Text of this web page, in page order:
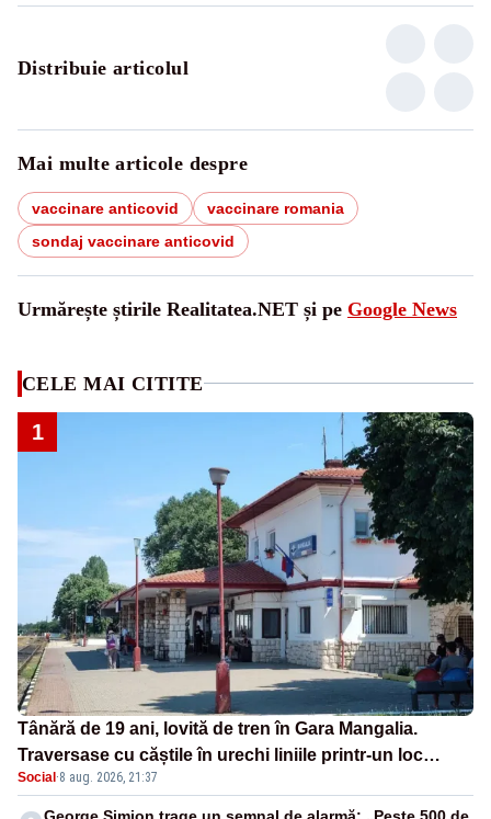
Distribuie articolul
Mai multe articole despre
vaccinare anticovid
vaccinare romania
sondaj vaccinare anticovid
Urmărește știrile Realitatea.NET și pe Google News
CELE MAI CITITE
1
Tânără de 19 ani, lovită de tren în Gara Mangalia.
Traversase cu căștile în urechi liniile printr-un loc
nepermis
Social ·8 aug. 2026, 21:37